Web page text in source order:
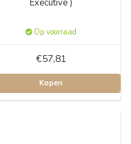
Op voorraad
€57,81
Kopen